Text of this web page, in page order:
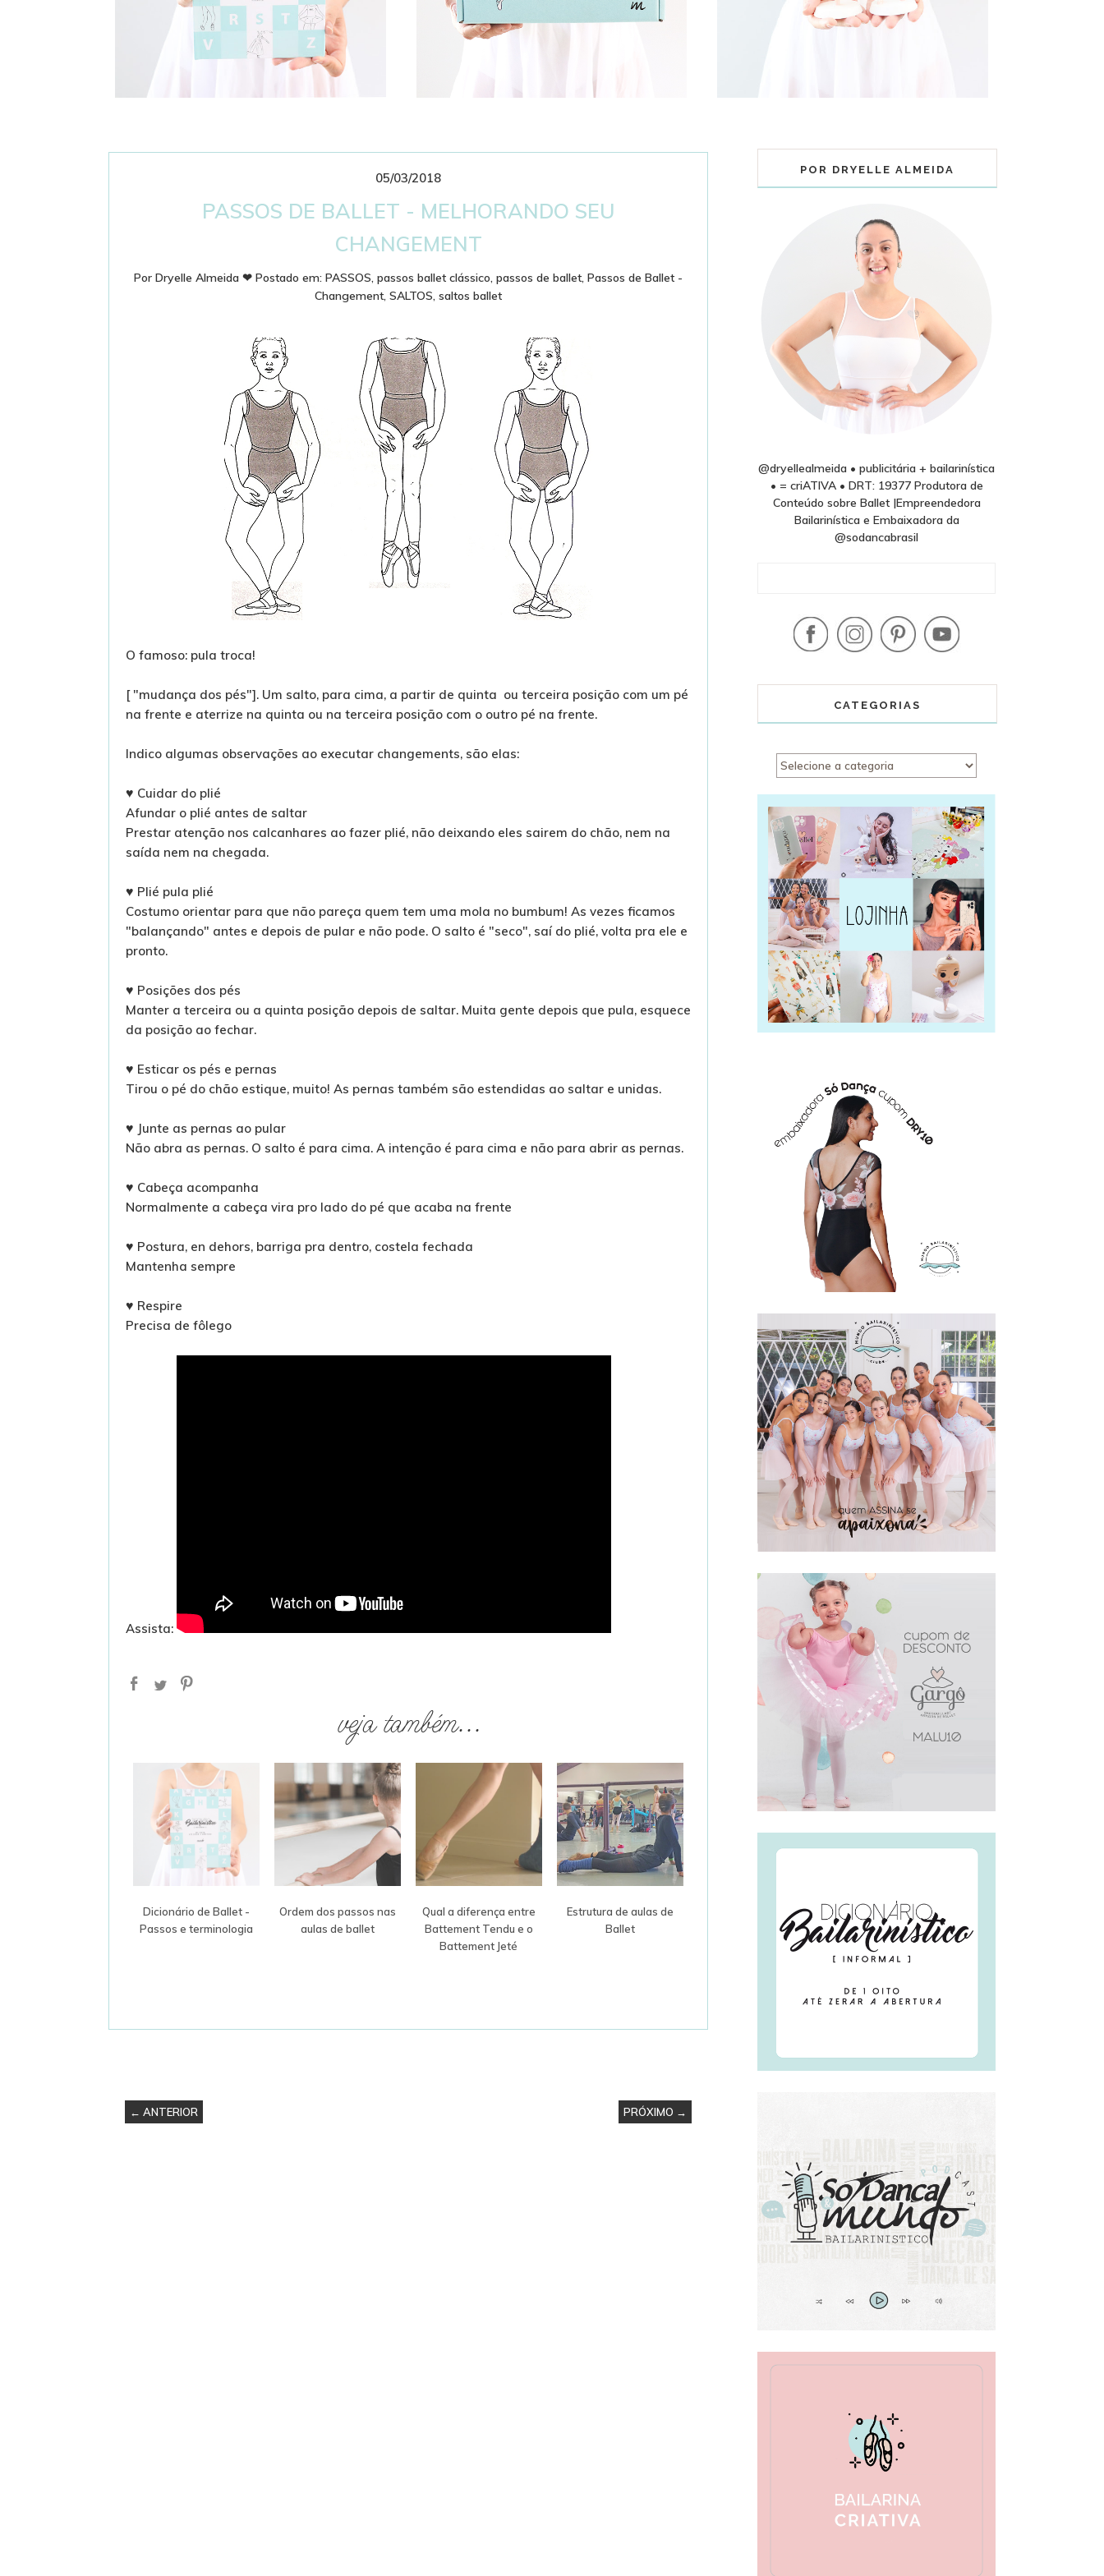
05/03/2018
PASSOS DE BALLET - MELHORANDO SEU
CHANGEMENT
Por Dryelle Almeida ❤ Postado em: PASSOS, passos ballet clássico, passos de ballet, Passos de Ballet -
Changement, SALTOS, saltos ballet
O famoso: pula troca!
[ "mudança dos pés"]. Um salto, para cima, a partir de quinta ou terceira posição com um pé
na frente e aterrize na quinta ou na terceira posição com o outro pé na frente.
Indico algumas observações ao executar changements, são elas:
♥ Cuidar do plié
Afundar o plié antes de saltar
Prestar atenção nos calcanhares ao fazer plié, não deixando eles sairem do chão, nem na
saída nem na chegada.
♥ Plié pula plié
Costumo orientar para que não pareça quem tem uma mola no bumbum! As vezes ficamos
"balançando" antes e depois de pular e não pode. O salto é "seco", saí do plié, volta pra ele e
pronto.
♥ Posições dos pés
Manter a terceira ou a quinta posição depois de saltar. Muita gente depois que pula, esquece
da posição ao fechar.
♥ Esticar os pés e pernas
Tirou o pé do chão estique, muito! As pernas também são estendidas ao saltar e unidas.
♥ Junte as pernas ao pular
Não abra as pernas. O salto é para cima. A intenção é para cima e não para abrir as pernas.
♥ Cabeça acompanha
Normalmente a cabeça vira pro lado do pé que acaba na frente
♥ Postura, en dehors, barriga pra dentro, costela fechada
Mantenha sempre
♥ Respire
Precisa de fôlego
Assista:
veja também...
Dicionário de Ballet -
Passos e terminologia
Ordem dos passos nas
aulas de ballet
Qual a diferença entre
Battement Tendu e o
Battement Jeté
Estrutura de aulas de
Ballet
← ANTERIOR PRÓXIMO →
POR DRYELLE ALMEIDA
@dryellealmeida • publicitária + bailarinística
• = criATIVA • DRT: 19377 Produtora de
Conteúdo sobre Ballet |Empreendedora
Bailarinística e Embaixadora da
@sodancabrasil
CATEGORIAS